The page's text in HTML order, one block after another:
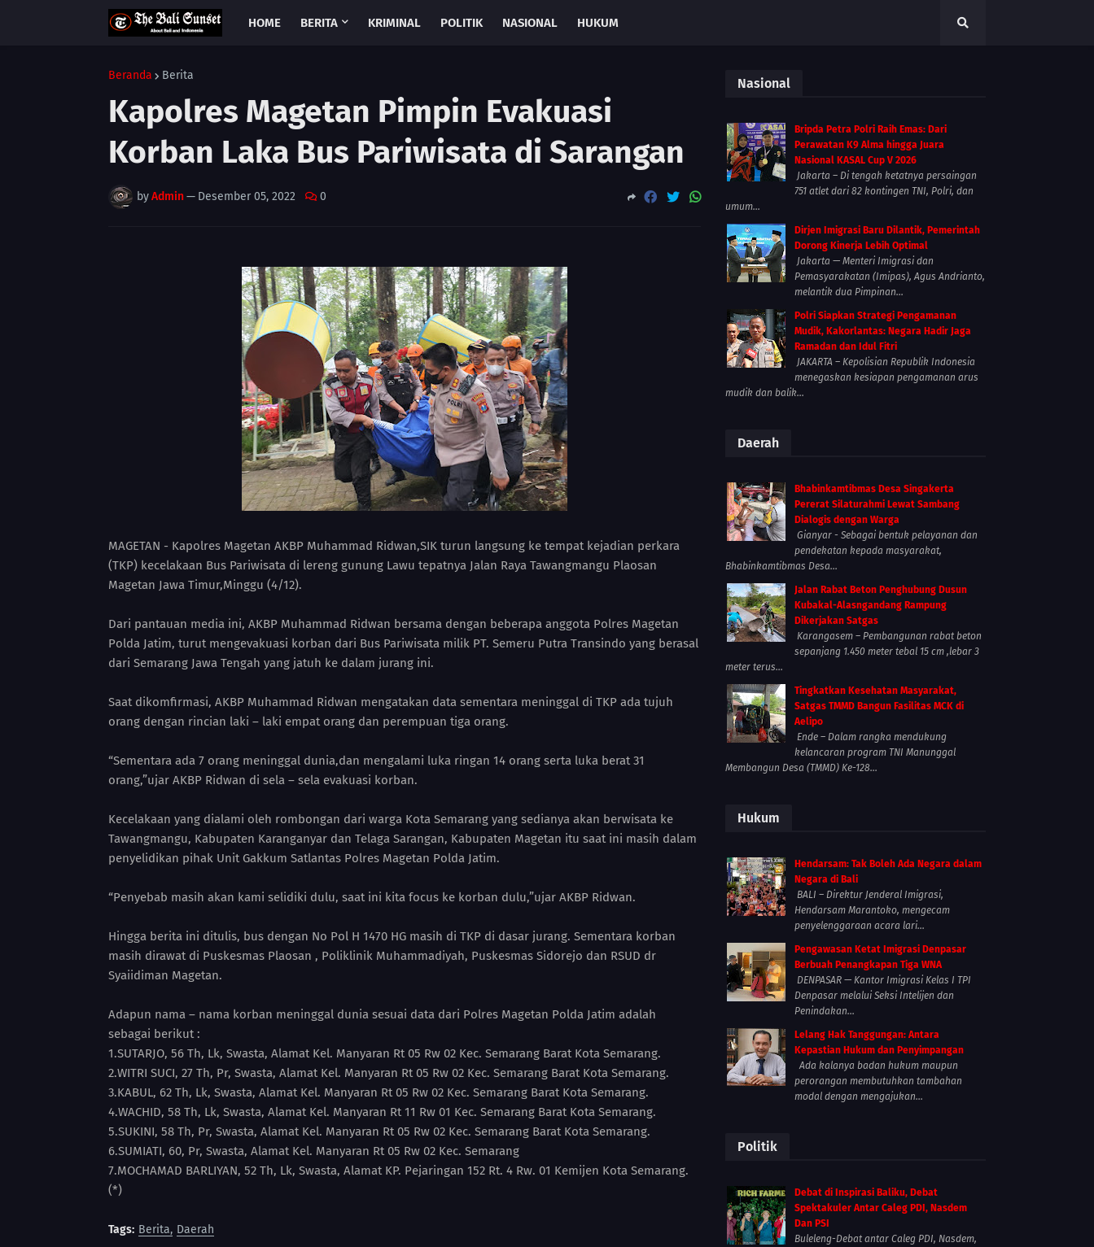
HOME BERITA KRIMINAL POLITIK NASIONAL HUKUM
Beranda Berita
Kapolres Magetan Pimpin Evakuasi
Korban Laka Bus Pariwisata di Sarangan
byAdmin— Desember 05, 2022 0
MAGETAN - Kapolres Magetan AKBP Muhammad Ridwan,SIK turun langsung ke tempat kejadian perkara
(TKP) kecelakaan Bus Pariwisata di lereng gunung Lawu tepatnya Jalan Raya Tawangmangu Plaosan
Magetan Jawa Timur,Minggu (4/12).
Dari pantauan media ini, AKBP Muhammad Ridwan bersama dengan beberapa anggota Polres Magetan
Polda Jatim, turut mengevakuasi korban dari Bus Pariwisata milik PT. Semeru Putra Transindo yang berasal
dari Semarang Jawa Tengah yang jatuh ke dalam jurang ini.
Saat dikomfirmasi, AKBP Muhammad Ridwan mengatakan data sementara meninggal di TKP ada tujuh
orang dengan rincian laki – laki empat orang dan perempuan tiga orang.
“Sementara ada 7 orang meninggal dunia,dan mengalami luka ringan 14 orang serta luka berat 31
orang,”ujar AKBP Ridwan di sela – sela evakuasi korban.
Kecelakaan yang dialami oleh rombongan dari warga Kota Semarang yang sedianya akan berwisata ke
Tawangmangu, Kabupaten Karanganyar dan Telaga Sarangan, Kabupaten Magetan itu saat ini masih dalam
penyelidikan pihak Unit Gakkum Satlantas Polres Magetan Polda Jatim.
“Penyebab masih akan kami selidiki dulu, saat ini kita focus ke korban dulu,”ujar AKBP Ridwan.
Hingga berita ini ditulis, bus dengan No Pol H 1470 HG masih di TKP di dasar jurang. Sementara korban
masih dirawat di Puskesmas Plaosan , Poliklinik Muhammadiyah, Puskesmas Sidorejo dan RSUD dr
Syaiidiman Magetan.
Adapun nama – nama korban meninggal dunia sesuai data dari Polres Magetan Polda Jatim adalah
sebagai berikut :
1.SUTARJO, 56 Th, Lk, Swasta, Alamat Kel. Manyaran Rt 05 Rw 02 Kec. Semarang Barat Kota Semarang.
2.WITRI SUCI, 27 Th, Pr, Swasta, Alamat Kel. Manyaran Rt 05 Rw 02 Kec. Semarang Barat Kota Semarang.
3.KABUL, 62 Th, Lk, Swasta, Alamat Kel. Manyaran Rt 05 Rw 02 Kec. Semarang Barat Kota Semarang.
4.WACHID, 58 Th, Lk, Swasta, Alamat Kel. Manyaran Rt 11 Rw 01 Kec. Semarang Barat Kota Semarang.
5.SUKINI, 58 Th, Pr, Swasta, Alamat Kel. Manyaran Rt 05 Rw 02 Kec. Semarang Barat Kota Semarang.
6.SUMIATI, 60, Pr, Swasta, Alamat Kel. Manyaran Rt 05 Rw 02 Kec. Semarang
7.MOCHAMAD BARLIYAN, 52 Th, Lk, Swasta, Alamat KP. Pejaringan 152 Rt. 4 Rw. 01 Kemijen Kota Semarang.
(*)
Tags: Berita Daerah
Nasional
Bripda Petra Polri Raih Emas: Dari
Perawatan K9 Alma hingga Juara
Nasional KASAL Cup V 2026
Jakarta – Di tengah ketatnya persaingan
751 atlet dari 82 kontingen TNI, Polri, dan
umum...
Dirjen Imigrasi Baru Dilantik, Pemerintah
Dorong Kinerja Lebih Optimal
Jakarta — Menteri Imigrasi dan
Pemasyarakatan (Imipas), Agus Andrianto,
melantik dua Pimpinan...
Polri Siapkan Strategi Pengamanan
Mudik, Kakorlantas: Negara Hadir Jaga
Ramadan dan Idul Fitri
JAKARTA – Kepolisian Republik Indonesia
menegaskan kesiapan pengamanan arus
mudik dan balik...
Daerah
Bhabinkamtibmas Desa Singakerta
Pererat Silaturahmi Lewat Sambang
Dialogis dengan Warga
Gianyar - Sebagai bentuk pelayanan dan
pendekatan kepada masyarakat,
Bhabinkamtibmas Desa...
Jalan Rabat Beton Penghubung Dusun
Kubakal-Alasngandang Rampung
Dikerjakan Satgas
Karangasem – Pembangunan rabat beton
sepanjang 1.450 meter tebal 15 cm ,lebar 3
meter terus...
Tingkatkan Kesehatan Masyarakat,
Satgas TMMD Bangun Fasilitas MCK di
Aelipo
Ende – Dalam rangka mendukung
kelancaran program TNI Manunggal
Membangun Desa (TMMD) Ke-128...
Hukum
Hendarsam: Tak Boleh Ada Negara dalam
Negara di Bali
BALI – Direktur Jenderal Imigrasi,
Hendarsam Marantoko, mengecam
penyelenggaraan acara lari...
Pengawasan Ketat Imigrasi Denpasar
Berbuah Penangkapan Tiga WNA
DENPASAR — Kantor Imigrasi Kelas I TPI
Denpasar melalui Seksi Intelijen dan
Penindakan...
Lelang Hak Tanggungan: Antara
Kepastian Hukum dan Penyimpangan
Ada kalanya badan hukum maupun
perorangan membutuhkan tambahan
modal dengan mengajukan...
Politik
Debat di Inspirasi Baliku, Debat
Spektakuler Antar Caleg PDI, Nasdem
Dan PSI
Buleleng-Debat antar Caleg PDI, Nasdem,